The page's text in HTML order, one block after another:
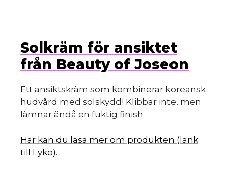
Solkräm för ansiktet
från Beauty of Joseon
Ett ansiktskräm som kombinerar koreansk
hudvård med solskydd! Klibbar inte, men
lämnar ändå en fuktig finish.
Här kan du läsa mer om produkten (länk
till Lyko).